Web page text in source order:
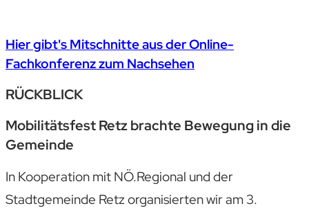
Hier gibt's Mitschnitte aus der Online-
Fachkonferenz zum Nachsehen
RÜCKBLICK
Mobilitätsfest Retz brachte Bewegung in die
Gemeinde
In Kooperation mit NÖ.Regional und der
Stadtgemeinde Retz organisierten wir am 3.